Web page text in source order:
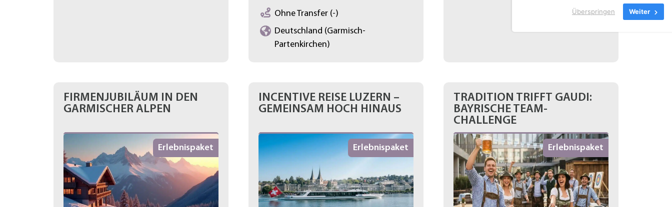
Ohne Transfer (-)
Deutschland (Garmisch-
Partenkirchen)
FIRMENJUBILÄUM IN DEN
GARMISCHER ALPEN
Erlebnispaket
INCENTIVE REISE LUZERN –
GEMEINSAM HOCH HINAUS
Erlebnispaket
TRADITION TRIFFT GAUDI:
BAYRISCHE TEAM-
CHALLENGE
Erlebnispaket
Überspringen Weiter